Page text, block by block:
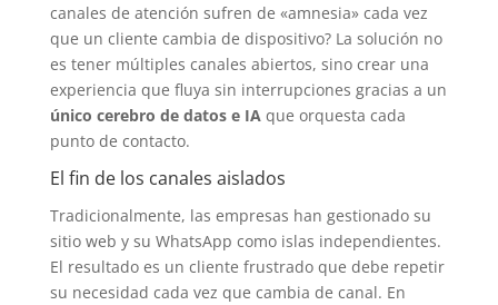
canales de atención sufren de «amnesia» cada vez
que un cliente cambia de dispositivo? La solución no
es tener múltiples canales abiertos, sino crear una
experiencia que fluya sin interrupciones gracias a un
único cerebro de datos e IAque orquesta cada
punto de contacto.
El fin de los canales aislados
Tradicionalmente, las empresas han gestionado su
sitio web y su WhatsApp como islas independientes.
El resultado es un cliente frustrado que debe repetir
su necesidad cada vez que cambia de canal. En